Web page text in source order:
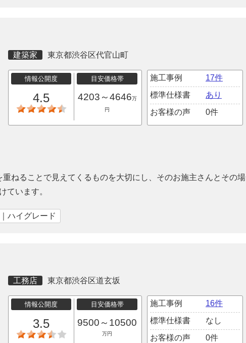
建築家 東京都渋谷区代官山町
情報公開度
4.5
目安価格帯
4203～4646万
円
施工事例
17件
標準仕様書
あり
お客様の声
0件
ねることで見えてくるものを大切にし、そのお施主さんとその場
ています。
ハイグレード
工務店 東京都渋谷区道玄坂
情報公開度
3.5
目安価格帯
9500～10500
万円
施工事例
16件
標準仕様書
なし
お客様の声
0件